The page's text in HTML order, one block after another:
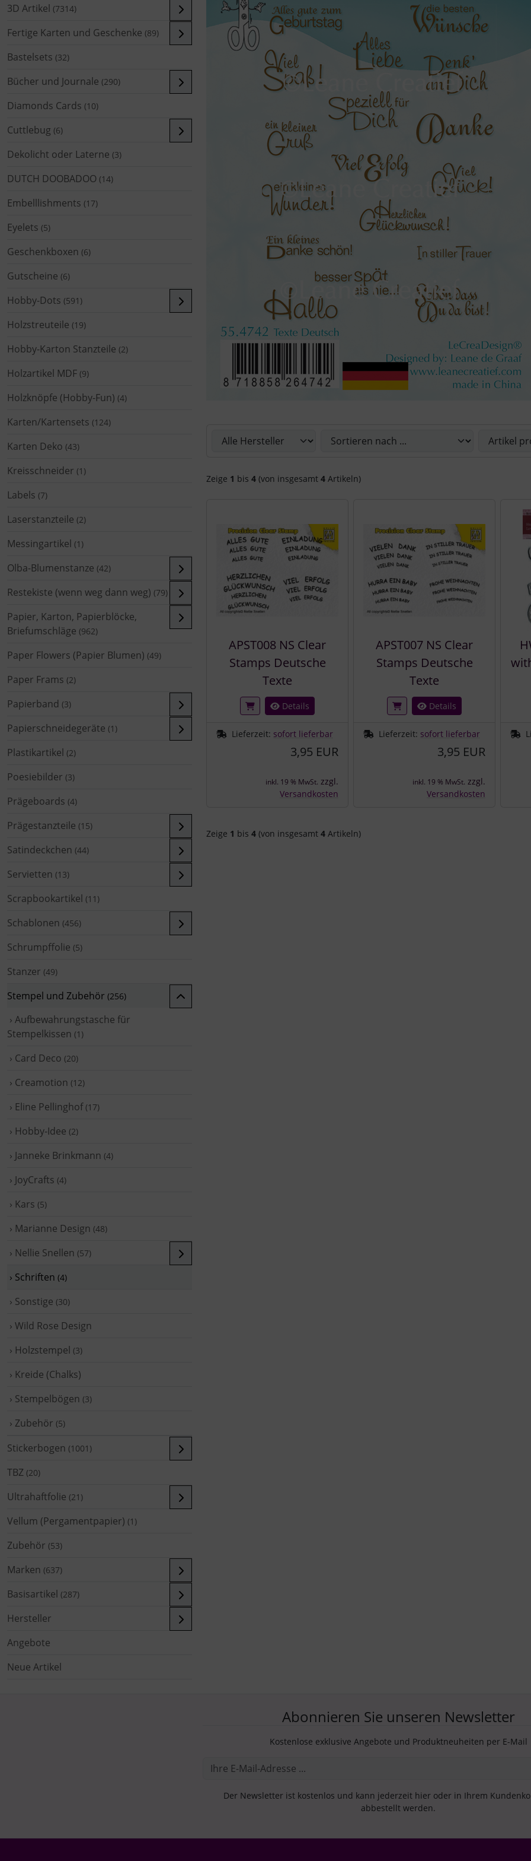
3D Artikel (7314)
Fertige Karten und Geschenke (89)
Bastelsets (32)
Bücher und Journale (290)
Diamonds Cards (10)
Cuttlebug (6)
Dekolicht oder Laterne (3)
DUTCH DOOBADOO (14)
Embelllishments (17)
Eyelets (5)
Geschenkboxen (6)
Gutscheine (6)
Hobby-Dots (591)
Holzstreuteile (19)
Hobby-Karton Stanzteile (2)
Holzartikel MDF (9)
Holzknöpfe (Hobby-Fun) (4)
Karten/Kartensets (124)
Karten Deko (43)
Kreisschneider (1)
Labels (7)
Laserstanzteile (2)
Messingartikel (1)
Olba-Blumenstanze (42)
Restekiste (wenn weg dann weg) (79)
Papier, Karton, Papierblöcke,
Briefumschläge (962)
Paper Flowers (Papier Blumen) (49)
Paper Frams (2)
Papierband (3)
Papierschneidegeräte (1)
Plastikartikel (2)
Poesiebilder (3)
Prägeboards (4)
Prägestanzteile (15)
Satindeckchen (44)
Servietten (13)
Scrapbookartikel (11)
Schablonen (456)
Schrumpffolie (5)
Stanzer (49)
Stempel und Zubehör (256)
› Aufbewahrungstasche für
Stempelkissen (1)
› Card Deco (20)
› Creamotion (12)
› Eline Pellinghof(17)
› Hobby-Idee (2)
› Janneke Brinkmann (4)
› JoyCrafts (4)
› Kars (5)
› Marianne Design (48)
› Nellie Snellen (57)
› Schriften (4)
› Sonstige (30)
› Wild Rose Design
› Holzstempel (3)
› Kreide (Chalks)
› Stempelbögen (3)
› Zubehör (5)
Stickerbogen (1001)
TBZ (20)
Ultrahaftfolie (21)
Vellum (Pergamentpapier) (1)
Zubehör (53)
Marken (637)
Basisartikel (287)
Hersteller
Angebote
Neue Artikel
Zeige 1 bis 4 (von insgesamt 4 Artikeln)
APST008 NS Clear
Stamps Deutsche
Texte
Details
Lieferzeit: sofort lieferbar
3,95 EUR
inkl. 19 % MwSt. zzgl.
Versandkosten
APST007 NS Clear
Stamps Deutsche
Texte
Details
Lieferzeit: sofort lieferbar
3,95 EUR
inkl. 19 % MwSt. zzgl.
Versandkosten
Zeige 1 bis 4 (von insgesamt 4 Artikeln)
Abonnieren Sie unseren Newsletter
Kostenlose exklusive Angebote und Produktneuheiten per E-Mail
Der Newsletter ist kostenlos und kann jederzeit hier oder in Ihrem
abbestellt werden.